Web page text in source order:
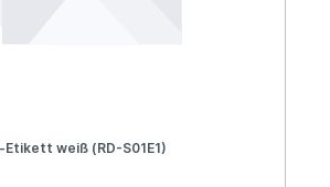
weiß (RD-S01E1)